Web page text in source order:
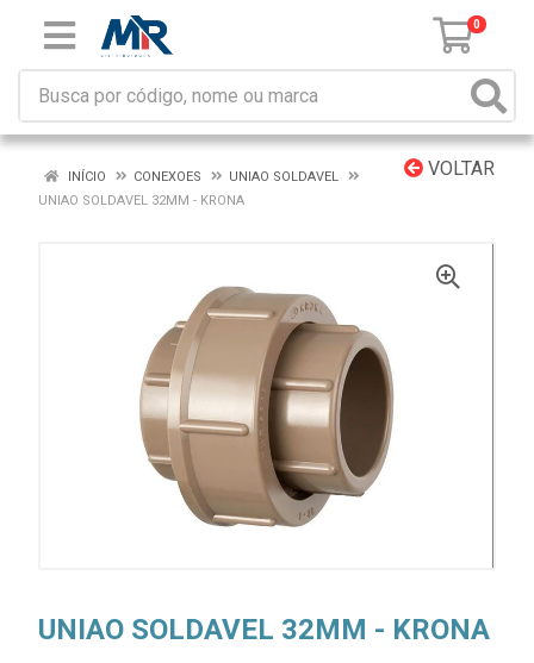
0
VOLTAR
INÍCIO CONEXOES
UNIAO SOLDAVEL
UNIAO SOLDAVEL 32MM - KRONA
UNIAO SOLDAVEL 32MM - KRONA